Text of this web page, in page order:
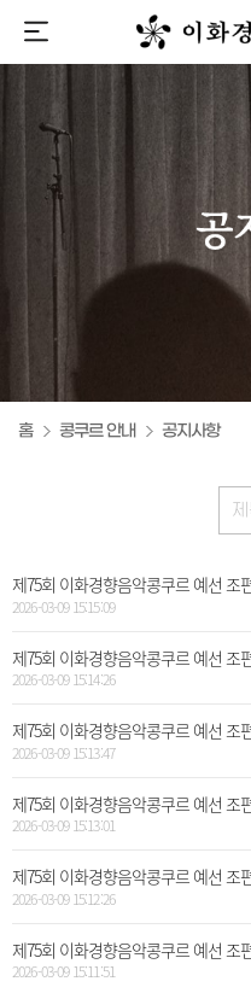
홈 콩쿠르 안내 공지사항
제75회 이화경향음악콩쿠르 예선 조
2026-03-09 15:15:09
제75회 이화경향음악콩쿠르 예선 조
2026-03-09 15:14:26
제75회 이화경향음악콩쿠르 예선 조
2026-03-09 15:13:47
제75회 이화경향음악콩쿠르 예선 조
2026-03-09 15:13:01
제75회 이화경향음악콩쿠르 예선 조
2026-03-09 15:12:26
제75회 이화경향음악콩쿠르 예선 조
2026-03-09 15:11:51